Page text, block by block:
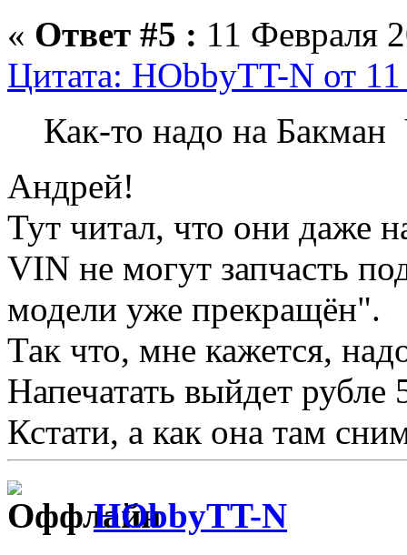
« Ответ #5 : 11 Февраля
Цитата: HObbyTT-N от
Как-то надо на
Андрей!
Тут читал, что они даже
VIN не могут запчасть
модели уже прекращён".
Так что, мне кажется,
Напечатать выйдет
Кстати, а как она там
HObbyTT-N